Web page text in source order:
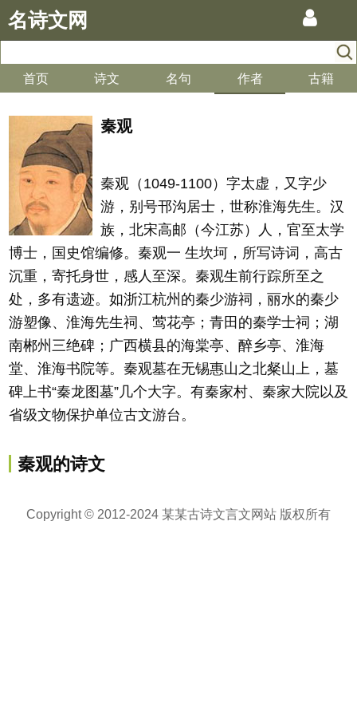
名诗文网
首页 诗文 名句 作者 古籍
秦观
秦观（1049-1100）字太虚，又字少
游，别号邗沟居士，世称淮海先生。汉
族，北宋高邮（今江苏）人，官至太学
博士，国史馆编修。秦观一 生坎坷，所写诗词，高古
沉重，寄托身世，感人至深。秦观生前行踪所至之
处，多有遗迹。如浙江杭州的秦少游祠，丽水的秦少
游塑像、淮海先生祠、莺花亭；青田的秦学士祠；湖
南郴州三绝碑；广西横县的海棠亭、醉乡亭、淮海
堂、淮海书院等。秦观墓在无锡惠山之北粲山上，墓
碑上书“秦龙图墓”几个大字。有秦家村、秦家大院以及
省级文物保护单位古文游台。
秦观的诗文
Copyright © 2012-2024 某某古诗文言文网站 版权所有